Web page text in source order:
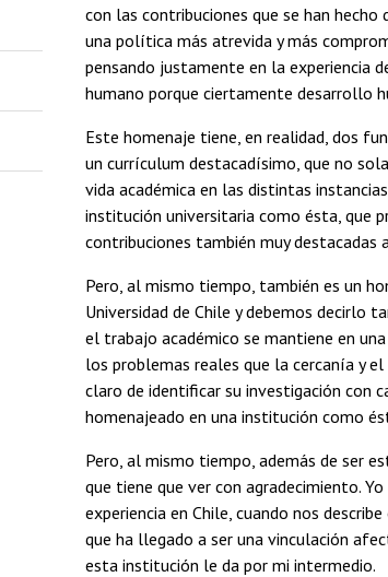
con las contribuciones que se han
una política más atrevida y más
pensando justamente en la experiencia
humano porque ciertamente desarrollo
Este homenaje tiene, en realidad, dos
un currículum destacadísimo, que no
vida académica en las distintas
institución universitaria como ésta, que
contribuciones también muy destacadas
Pero, al mismo tiempo, también es un
Universidad de Chile y debemos decirlo
el trabajo académico se mantiene en
los problemas reales que la cercanía y
claro de identificar su investigación con
homenajeado en una institución como
Pero, al mismo tiempo, además de ser
que tiene que ver con agradecimiento.
experiencia en Chile, cuando nos
que ha llegado a ser una vinculación
esta institución le da por mi intermedio.